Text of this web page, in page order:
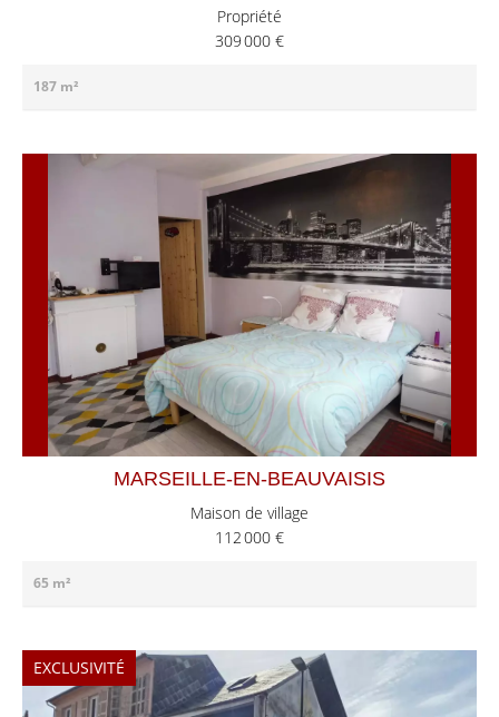
Propriété
309 000 €
187 m²
MARSEILLE-EN-BEAUVAISIS
Maison de village
112 000 €
65 m²
EXCLUSIVITÉ